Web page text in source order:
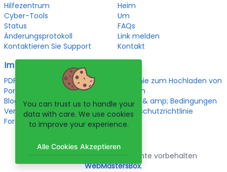
Hilfezentrum
Cyber-Tools
Status
Änderungsprotokoll
Kontaktieren Sie Support
Heim
Um
FAQs
Link melden
Kontakt
Im Trend
PDF-Tools
Portfolio
Blog
Veranstaltungen
Foren
Richtlinie zum Hochladen von
Dateien
Terms & amp; Bedingungen
Datenschutzrichtlinie
Urheberrechte © 2026. Alle Rechte vorbehalten
WebMastersBox.
You can trust us to handle your
data with care. We use cookies
to improve your experience.
Alle Cookies Akzeptieren